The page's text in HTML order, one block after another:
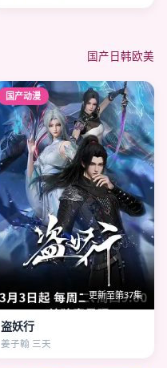
国产日韩欧美
国产动漫
更新至第37集
盗妖行
姜子翰 三天